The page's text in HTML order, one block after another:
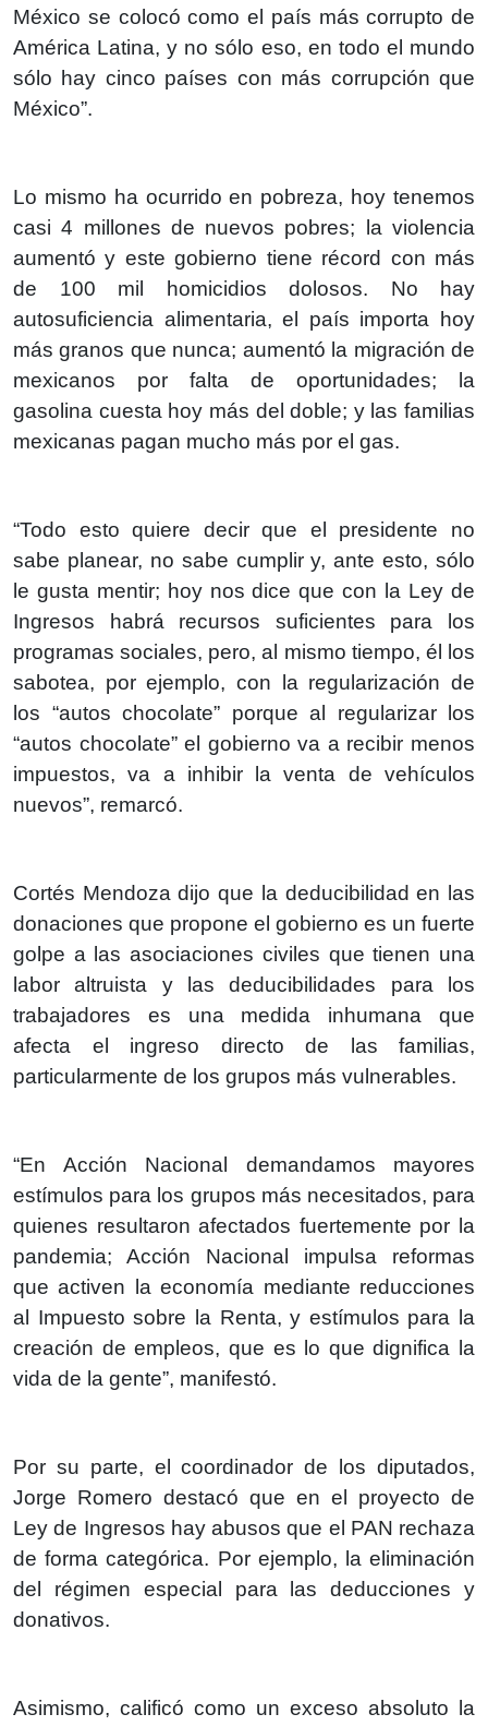
México se colocó como el país más corrupto de
América Latina, y no sólo eso, en todo el mundo
sólo hay cinco países con más corrupción que
México”.
Lo mismo ha ocurrido en pobreza, hoy tenemos
casi 4 millones de nuevos pobres; la violencia
aumentó y este gobierno tiene récord con más
de 100 mil homicidios dolosos. No hay
autosuficiencia alimentaria, el país importa hoy
más granos que nunca; aumentó la migración de
mexicanos por falta de oportunidades; la
gasolina cuesta hoy más del doble; y las familias
mexicanas pagan mucho más por el gas.
“Todo esto quiere decir que el presidente no
sabe planear, no sabe cumplir y, ante esto, sólo
le gusta mentir; hoy nos dice que con la Ley de
Ingresos habrá recursos suficientes para los
programas sociales, pero, al mismo tiempo, él los
sabotea, por ejemplo, con la regularización de
los “autos chocolate” porque al regularizar los
“autos chocolate” el gobierno va a recibir menos
impuestos, va a inhibir la venta de vehículos
nuevos”, remarcó.
Cortés Mendoza dijo que la deducibilidad en las
donaciones que propone el gobierno es un fuerte
golpe a las asociaciones civiles que tienen una
labor altruista y las deducibilidades para los
trabajadores es una medida inhumana que
afecta el ingreso directo de las familias,
particularmente de los grupos más vulnerables.
“En Acción Nacional demandamos mayores
estímulos para los grupos más necesitados, para
quienes resultaron afectados fuertemente por la
pandemia; Acción Nacional impulsa reformas
que activen la economía mediante reducciones
al Impuesto sobre la Renta, y estímulos para la
creación de empleos, que es lo que dignifica la
vida de la gente”, manifestó.
Por su parte, el coordinador de los diputados,
Jorge Romero destacó que en el proyecto de
Ley de Ingresos hay abusos que el PAN rechaza
de forma categórica. Por ejemplo, la eliminación
del régimen especial para las deducciones y
donativos.
Asimismo, calificó como un exceso absoluto la